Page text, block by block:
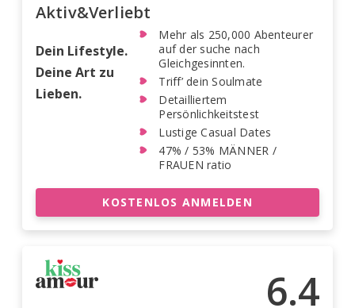
Aktiv&Verliebt
Dein Lifestyle.
Deine Art zu
Lieben.
Mehr als 250,000 Abenteurer
auf der suche nach
Gleichgesinnten.
Triff’ dein Soulmate
Detailliertem
Persönlichkeitstest
Lustige Casual Dates
47% / 53% MÄNNER /
FRAUEN ratio
KOSTENLOS ANMELDEN
6.4